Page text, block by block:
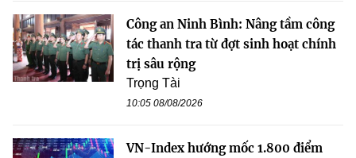
Công an Ninh Bình: Nâng tầm công
tác thanh tra từ đợt sinh hoạt chính
trị sâu rộng
Trọng Tài
10:05 08/08/2026
VN-Index hướng mốc 1.800 điểm